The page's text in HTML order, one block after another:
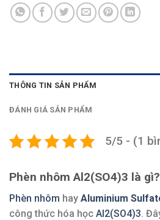
THÔNG TIN SẢN PHẨM
ĐÁNH GIÁ SẢN PHẨM
5/5 - (1
Phèn nhôm Al2(SO4)3 là gì?
Phèn nhôm hay Aluminium
công thức hóa học Al2(SO4)3.